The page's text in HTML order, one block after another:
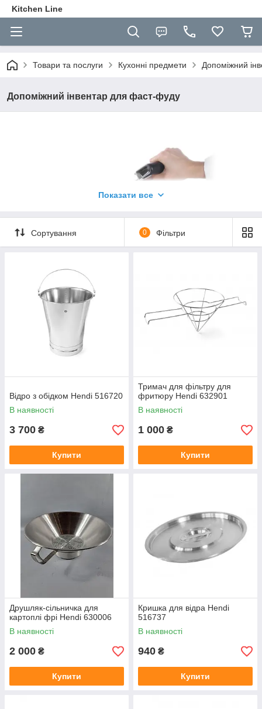
Kitchen Line
Товари та послуги Кухонні предмети Допоміжний
Допоміжний інвентар для фаст-фуду
Показати все
Сортування 0 Фільтри
Відро з обідком Hendi 516720
В наявності
3 700 ₴
Купити
Тримач для фільтру для
фритюру Hendi 632901
В наявності
1 000 ₴
Купити
Друшляк-сільничка для
картоплі фрі Hendi 630006
В наявності
2 000 ₴
Купити
Кришка для відра Hendi
516737
В наявності
940 ₴
Купити